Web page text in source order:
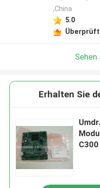
,China
5.0
Sehen
Erhalten Sie